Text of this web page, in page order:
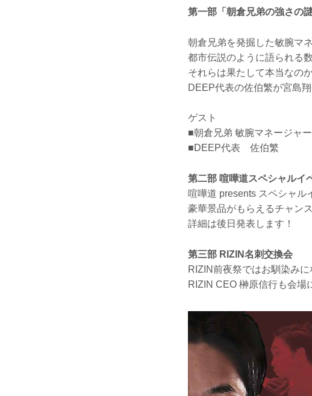
第一部「朝倉兄弟の強さの
朝倉兄弟を発掘した敏腕マ
都市伝説のように語られる
それらは果たして本当なの
DEEP代表の佐伯繁が宮島
ゲスト
■朝倉兄弟 敏腕マネージャ
■DEEP代表 佐伯繁
第二部 喧嘩道スペシャルイ
喧嘩道 presents スペシャル
豪華景品がもらえるチャンス
詳細は後日発表します！
第三部 RIZIN名刺交換会
RIZIN前夜祭ではお馴染み
RIZIN CEO 榊原信行も会場